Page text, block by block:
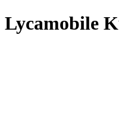
Lycamobile